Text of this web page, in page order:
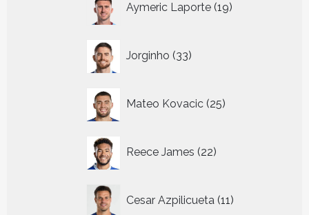
Aymeric Laporte 19
producten
Jorginho 33
producten
Mateo Kovacic 25
producten
Reece James 22
producten
Cesar Azpilicueta 11
producten